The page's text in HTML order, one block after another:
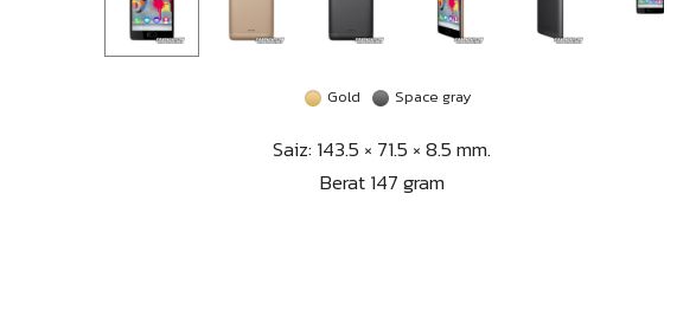
Gold Space gray
Saiz: 143.5 × 71.5 × 8.5 mm.
Berat 147 gram